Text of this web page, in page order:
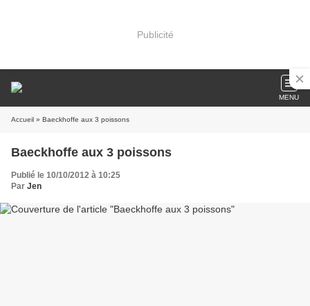
Publicité
MENU
Accueil » Baeckhoffe aux 3 poissons
Baeckhoffe aux 3 poissons
Publié le 10/10/2012 à 10:25
Par Jen